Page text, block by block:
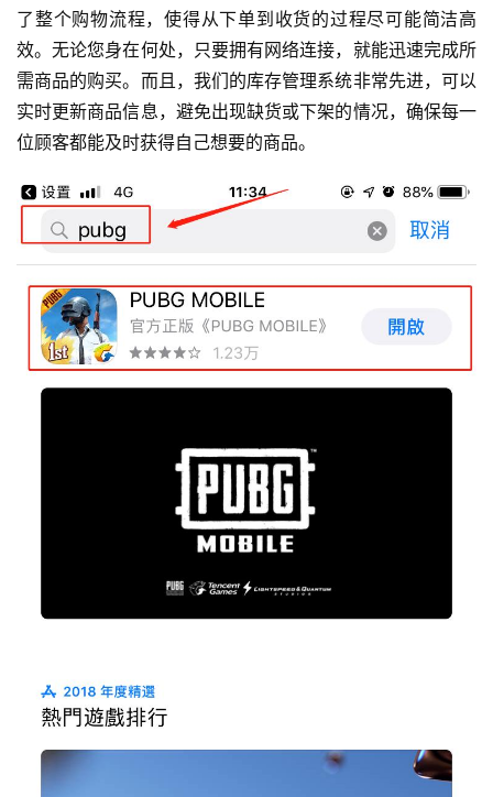
了整个购物流程，使得从下单到收货的过程尽可能简洁高
效。无论您身在何处，只要拥有网络连接，就能迅速完成所
需商品的购买。而且，我们的库存管理系统非常先进，可以
实时更新商品信息，避免出现缺货或下架的情况，确保每一
位顾客都能及时获得自己想要的商品。